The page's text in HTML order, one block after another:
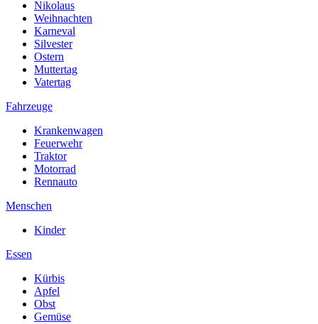
Nikolaus
Weihnachten
Karneval
Silvester
Ostern
Muttertag
Vatertag
Fahrzeuge
Krankenwagen
Feuerwehr
Traktor
Motorrad
Rennauto
Menschen
Kinder
Essen
Kürbis
Apfel
Obst
Gemüse